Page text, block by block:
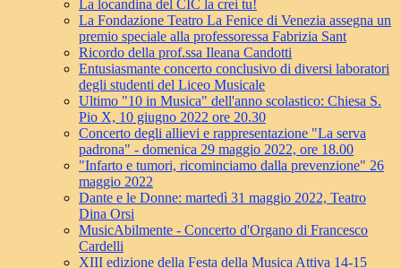
La locandina del CIC la crei tu!
La Fondazione Teatro La Fenice di Venezia assegna un
premio speciale alla professoressa Fabrizia Sant
Ricordo della prof.ssa Ileana Candotti
Entusiasmante concerto conclusivo di diversi laboratori
degli studenti del Liceo Musicale
Ultimo "10 in Musica" dell'anno scolastico: Chiesa S.
Pio X, 10 giugno 2022 ore 20.30
Concerto degli allievi e rappresentazione "La serva
padrona" - domenica 29 maggio 2022, ore 18.00
"Infarto e tumori, ricominciamo dalla prevenzione" 26
maggio 2022
Dante e le Donne: martedì 31 maggio 2022, Teatro
Dina Orsi
MusicAbilmente - Concerto d'Organo di Francesco
Cardelli
XIII edizione della Festa della Musica Attiva 14-15